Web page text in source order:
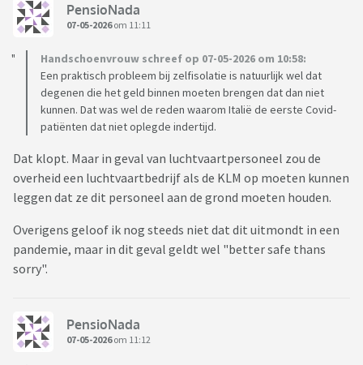
PensioNada
07-05-2026om 11:11
Handschoenvrouw schreef op 07-05-2026 om 10:58:
Een praktisch probleem bij zelfisolatie is natuurlijk wel dat
degenen die het geld binnen moeten brengen dat dan niet
kunnen. Dat was wel de reden waarom Italië de eerste Covid-
patiënten dat niet oplegde indertijd.
Dat klopt. Maar in geval van luchtvaartpersoneel zou de
overheid een luchtvaartbedrijf als de KLM op moeten kunnen
leggen dat ze dit personeel aan de grond moeten houden.
Overigens geloof ik nog steeds niet dat dit uitmondt in een
pandemie, maar in dit geval geldt wel "better safe thans
sorry".
PensioNada
07-05-2026om 11:12